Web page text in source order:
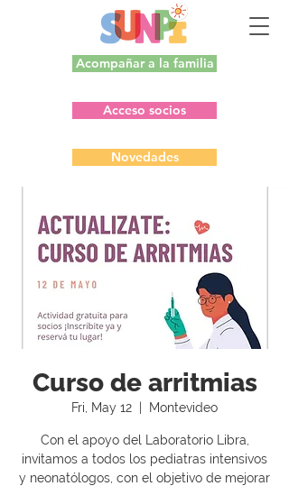
Acompañar a la familia
Acceso socios
Novedades
Curso de arritmias
Fri, May 12 Montevideo
Con el apoyo del Laboratorio Libra,
invitamos a todos los pediatras intensivos
y neonatólogos, con el objetivo de mejorar